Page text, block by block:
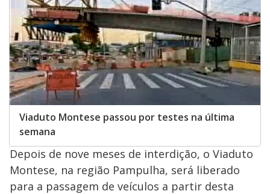
Viaduto Montese passou por testes na última
semana
Depois de nove meses de interdição, o Viaduto
Montese, na região Pampulha, será liberado
para a passagem de veículos a partir desta